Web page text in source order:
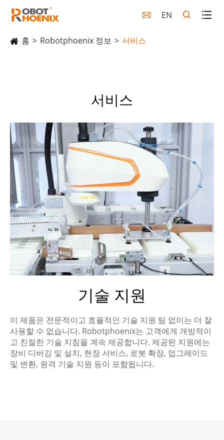
 EN
홈 Robotphoenix 정보 서비스
서비스
기술 지원
이 제품은 전문적이고 효율적인 기술 지원 팀 없이는 더 잘
사용할 수 없습니다. Robotphoenix는 고객에게 개방적이
고 친절한 기술 지침을 계속 제공합니다. 제공된 지원에는
장비 디버깅 및 설치, 현장 서비스, 로봇 확장, 업그레이드
및 변환, 원격 기술 지원 등이 포함됩니다.